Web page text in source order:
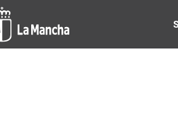
región de